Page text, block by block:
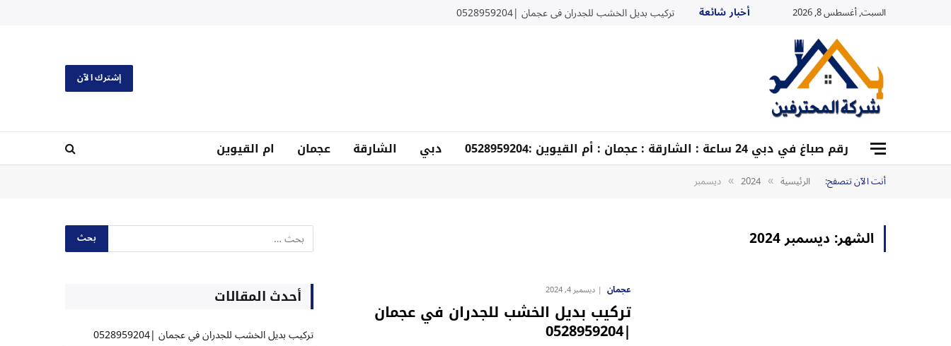
السبت, أغسطس 8, 2026 أخبار شائعة تركيب بديل الخشب للجدران في عجمان |0528959204
إشترك الآن
رقم صباغ في دبي 24 ساعة : الشارقة : عجمان : أم القيوين :0528959204 دبي الشارقة عجمان ام القيوين
أنت الآن تتصفح: الرئيسية »
2024
» ديسمبر
الشهر: ديسمبر 2024
عجمان ديسمبر 4, 2024
تركيب بديل الخشب للجدران في عجمان
|0528959204
أحدث المقالات
تركيب بديل الخشب للجدران في عجمان |0528959204